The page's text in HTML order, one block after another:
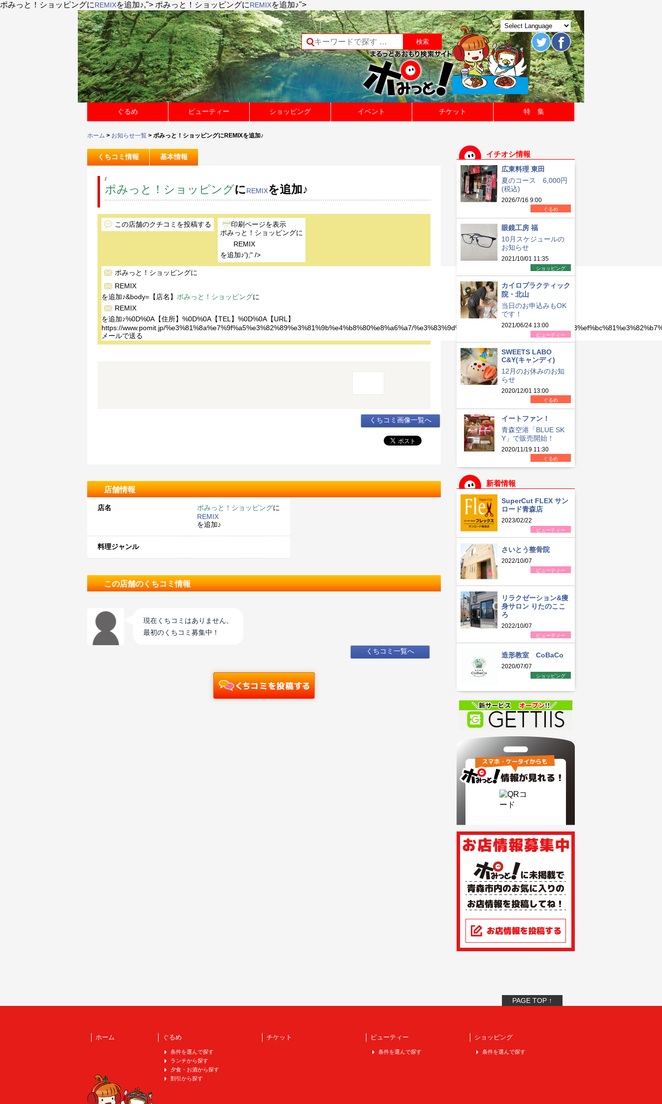
ポみっと！ショッピングにREMIXを追加♪,"> ポみっと！ショッピングにREMIXを追加♪">
ぐるめ ビューティー ショッピング イベント チケット 特 集
ホーム > お知らせ一覧 > ポみっと！ショッピングにREMIXを追加♪
くちコミ情報 基本情報
/
ポみっと！ショッピングにREMIXを追加♪
この店舗のクチコミを投稿する
ポみっと！ショッピングに
REMIX
を追加♪');" />
ポみっと！ショッピングに
REMIX
を追加♪&body=【店名】 ポみっと！ショッピングに
REMIX
を追加♪%0D%0A【住所】%0D%0A【TEL】%0D%0A【URL】
https://www.pomit.jp/%e3%81%8a%e7%9f%a5%e3%82%89%e3%81%9b%e4%b8%80%e8%a6%a7/
メールで送る
くちコミ画像一覧へ
店舗情報
店名 ポみっと！ショッピングに
REMIX
を追加♪
料理ジャンル
この店舗のくちコミ情報
現在くちコミはありません。
最初のくちコミ募集中！
くちコミ一覧へ
イチオシ情報
広東料理 東田
夏のコース 6,000円
(税込)
2026/7/16 9:00
ぐるめ
眼鏡工房 福
10月スケジュールの
お知らせ
2021/10/01 11:35
ショッピング
カイロプラクティック
院・北山
当日のお申込みもOK
です！
2021/06/24 13:00
ビューティー
SWEETS LABO
C&Y(キャンディ)
12月のお休みのお知
らせ
2020/12/01 13:00
ぐるめ
イートファン！
青森空港「BLUE SK
Y」で販売開始！
2020/11/19 11:30
ぐるめ
新着情報
SuperCut FLEX サン
ロード青森店
2023/02/22
ビューティー
さいとう整骨院
2022/10/07
ビューティー
リラクゼーション&痩
身サロン りたのここ
ろ
2022/10/07
ビューティー
造形教室 CoBaCo
2020/07/07
ショッピング
PAGE TOP ↑
ホーム ぐるめ
条件を選んで探す
ランチから探す
夕食・お酒から探す
割引から探す
チケット ビューティー
条件を選んで探す
ショッピング
条件を選んで探す